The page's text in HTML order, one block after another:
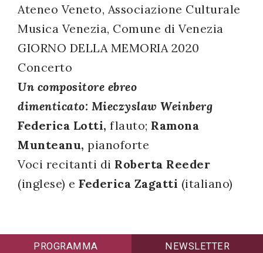
Ateneo Veneto, Associazione Culturale
Musica Venezia, Comune di Venezia
GIORNO DELLA MEMORIA 2020
Concerto
Un compositore ebreo
dimenticato: Mieczyslaw Weinberg
Federica Lotti, flauto; Ramona
Munteanu, pianoforte
Voci recitanti di Roberta Reeder
(inglese) e Federica Zagatti (italiano)
decreto
legislativo
Registrazione
avvenuta con
successo!
PROGRAMMA NEWSLETTER